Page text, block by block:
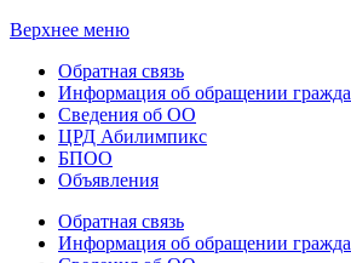
Верхнее меню
Обратная связь
Информация об обращении
Сведения об ОО
ЦРД Абилимпикс
БПОО
Объявления
Обратная связь
Информация об обращении